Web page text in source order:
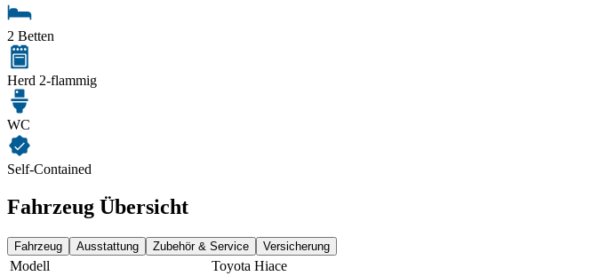
2 Betten
Herd 2-flammig
WC
Self-Contained
Fahrzeug Übersicht
Fahrzeug Ausstattung Zubehör & Service Versicherung
Modell
Toyota Hiace